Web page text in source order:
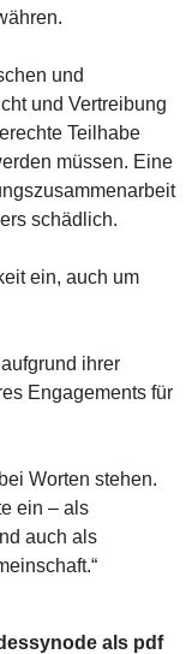
und
und Vertreibung
Teilhabe
müssen. Eine
schädlich.
ein, auch um
ihrer
Engagements für
Worten stehen.
ein – als
auch als
als pdf